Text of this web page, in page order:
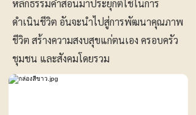
หลักธรรมคำสอนมาประยุกต์ใช้ในการ
ดำเนินชีวิต อันจะนำไปสู่การพัฒนาคุณภาพ
ชีวิต สร้างความสงบสุขแก่ตนเอง ครอบครัว
ชุมชน และสังคมโดยรวม